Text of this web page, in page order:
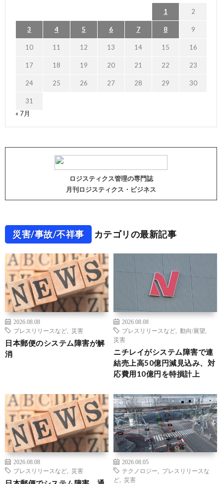
1 2
3 4 5 6 7 8 9
10 11 12 13 14 15 16
17 18 19 20 21 22 23
24 25 26 27 28 29 30
31
« 7月
ロジスティクス管理の専門誌
月刊ロジスティクス・ビジネス
災害/事故/不祥事 カテゴリの最新記事
2026.08.08
プレスリリースなど
災害
日本郵便のシステム障害が解
消
2026.08.08
プレスリリースなど
動向/展望
災害
ニチレイがシステム障害で連
結売上高50億円減見込み、対
応費用10億円を特損計上
2026.08.08
プレスリリースなど
災害
2026.08.05
テクノロジー
プレスリリースな
ど
災害